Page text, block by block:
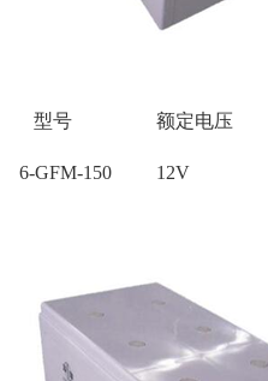
型号 额定电压
6-GFM-150 12V